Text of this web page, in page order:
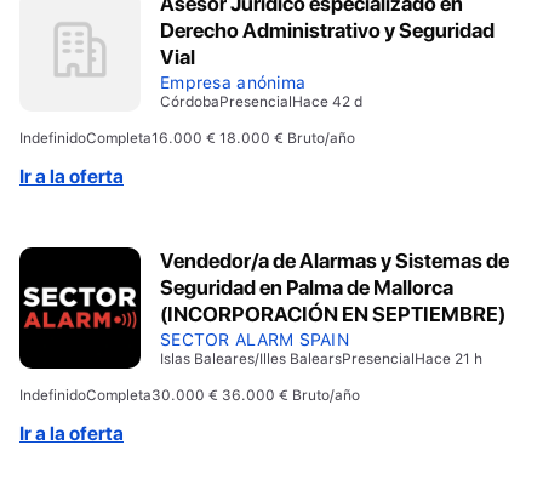
Derecho Administrativo y Seguridad
Vial
Empresa anónima
CórdobaPresencialHace 42 d
IndefinidoCompleta16.000 € 18.000 € Bruto/año
Ir a la oferta
Vendedor/a de Alarmas y Sistemas de
Seguridad en Palma de Mallorca
(INCORPORACIÓN EN SEPTIEMBRE)
SECTOR ALARM SPAIN
Islas Baleares/Illes BalearsPresencialHace 21 h
IndefinidoCompleta30.000 € 36.000 € Bruto/año
Ir a la oferta